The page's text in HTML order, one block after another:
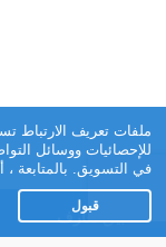
تطبيق تعارف
ملفات تعريف الارتباط
للإحصائيات ووسائل
في التسويق. بالمتابعة ،
قبول